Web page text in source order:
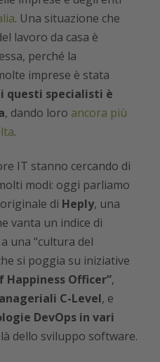
. Una situazione che
lavoro da casa è
perché la
imprese è stata
questi specialisti è
, dando loro ancora più
.
IT stanno cercando di
modi: oggi parliamo
di Heply, una
vanta un indice di
una “cultura del
si poggia su iniziative
Happiness Officer”,
C-Level, e
DevOps in vari
dello sviluppo software.